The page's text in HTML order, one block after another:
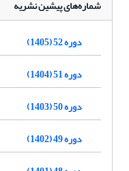
شماره‌های پیشین نشریه
دوره 52 (1405)
دوره 51 (1404)
دوره 50 (1403)
دوره 49 (1402)